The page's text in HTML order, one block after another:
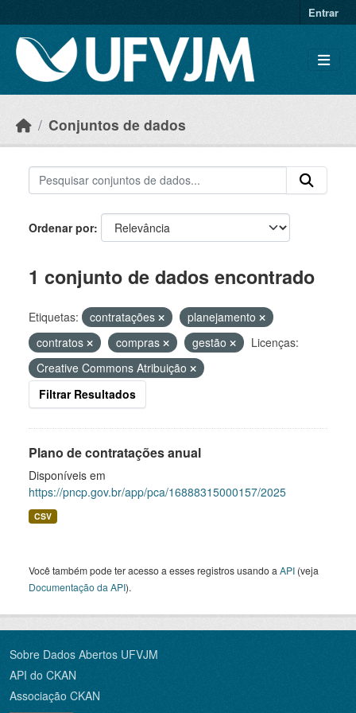
Entrar
Conjuntos de dados
Ordenar por
1 conjunto de dados encontrado
Etiquetas: contratações
planejamento
contratos
compras gestão
Licenças:
Creative Commons Atribuição
Filtrar Resultados
Plano de contratações anual
Disponíveis em
https://pncp.gov.br/app/pca/16888315000157/2025
CSV
Você também pode ter acesso a esses registros usando a API (veja
Documentação da API).
Sobre Dados Abertos UFVJM
API do CKAN
Associação CKAN